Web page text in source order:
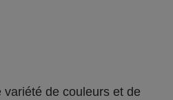
de couleurs et de